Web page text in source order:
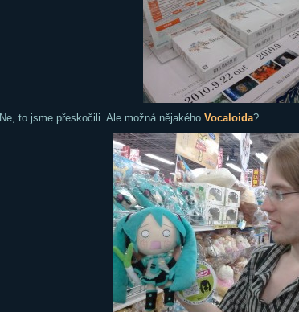
Ne, to jsme přeskočili. Ale možná nějakého Vocaloida?